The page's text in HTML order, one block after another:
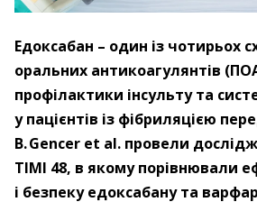
Едоксабан – один із чотирьох
оральних антикоагулянтів
профілактики інсульту та
у пацієнтів із фібриляцією
B. Gencer et al. провели
TIMI 48, в якому порівнювали
і безпеку едоксабану та